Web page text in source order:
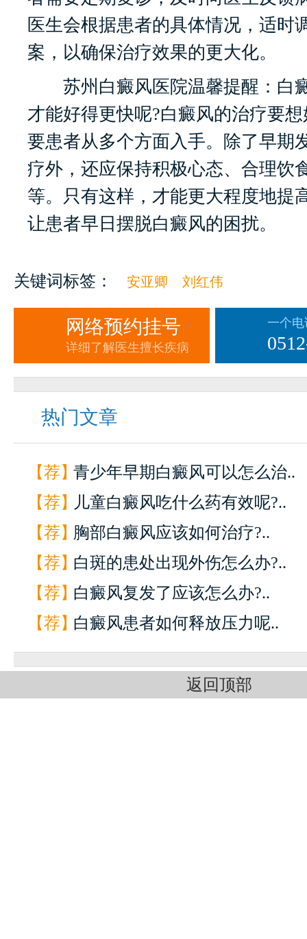
医生会根据患者的具体情况，适时
案，以确保治疗效果的更大化。
苏州白癜风医院温馨提醒：白
才能好得更快呢?白癜风的治疗要
要患者从多个方面入手。除了早期
疗外，还应保持积极心态、合理饮
等。只有这样，才能更大程度地提
让患者早日摆脱白癜风的困扰。
关键词标签： 安亚卿 刘红伟
网络预约挂号
详细了解医生擅长疾病
一个
热门文章
【荐】青少年早期白癜风可以怎么治..
【荐】 儿童白癜风吃什么药有效呢?..
【荐】胸部白癜风应该如何治疗?..
【荐】白斑的患处出现外伤怎么办?..
【荐】白癜风复发了应该怎么办?..
【荐】白癜风患者如何释放压力呢..
返回顶部